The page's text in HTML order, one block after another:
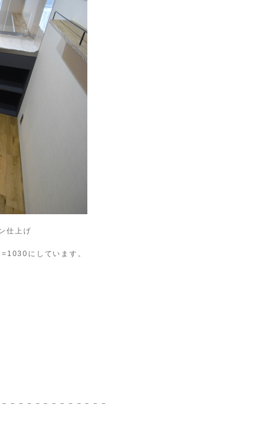
仕上げ
にしています。
－－－－－－－－－－－－